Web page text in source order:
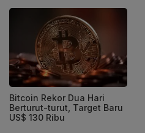
Bitcoin Rekor Dua Hari
Berturut-turut, Target Baru
US$ 130 Ribu